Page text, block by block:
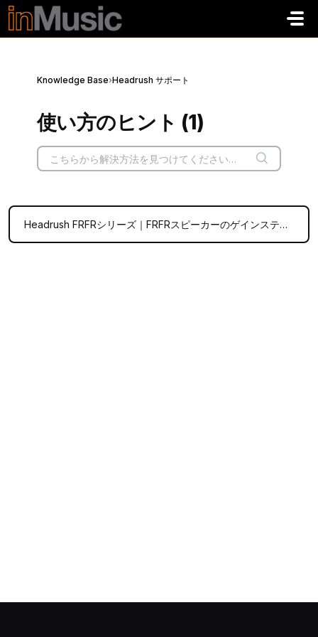
メインコンテンツに移動
Knowledge Base›Headrush サポート
使い方のヒント (1)
Headrush FRFRシリーズ｜FRFRスピーカーのゲインステージング